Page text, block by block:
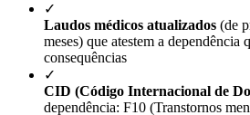
✓
Laudos médicos atualizados (de
meses) que atestem a dependência
consequências
✓
CID (Código Internacional de
dependência: F10 (Transtornos